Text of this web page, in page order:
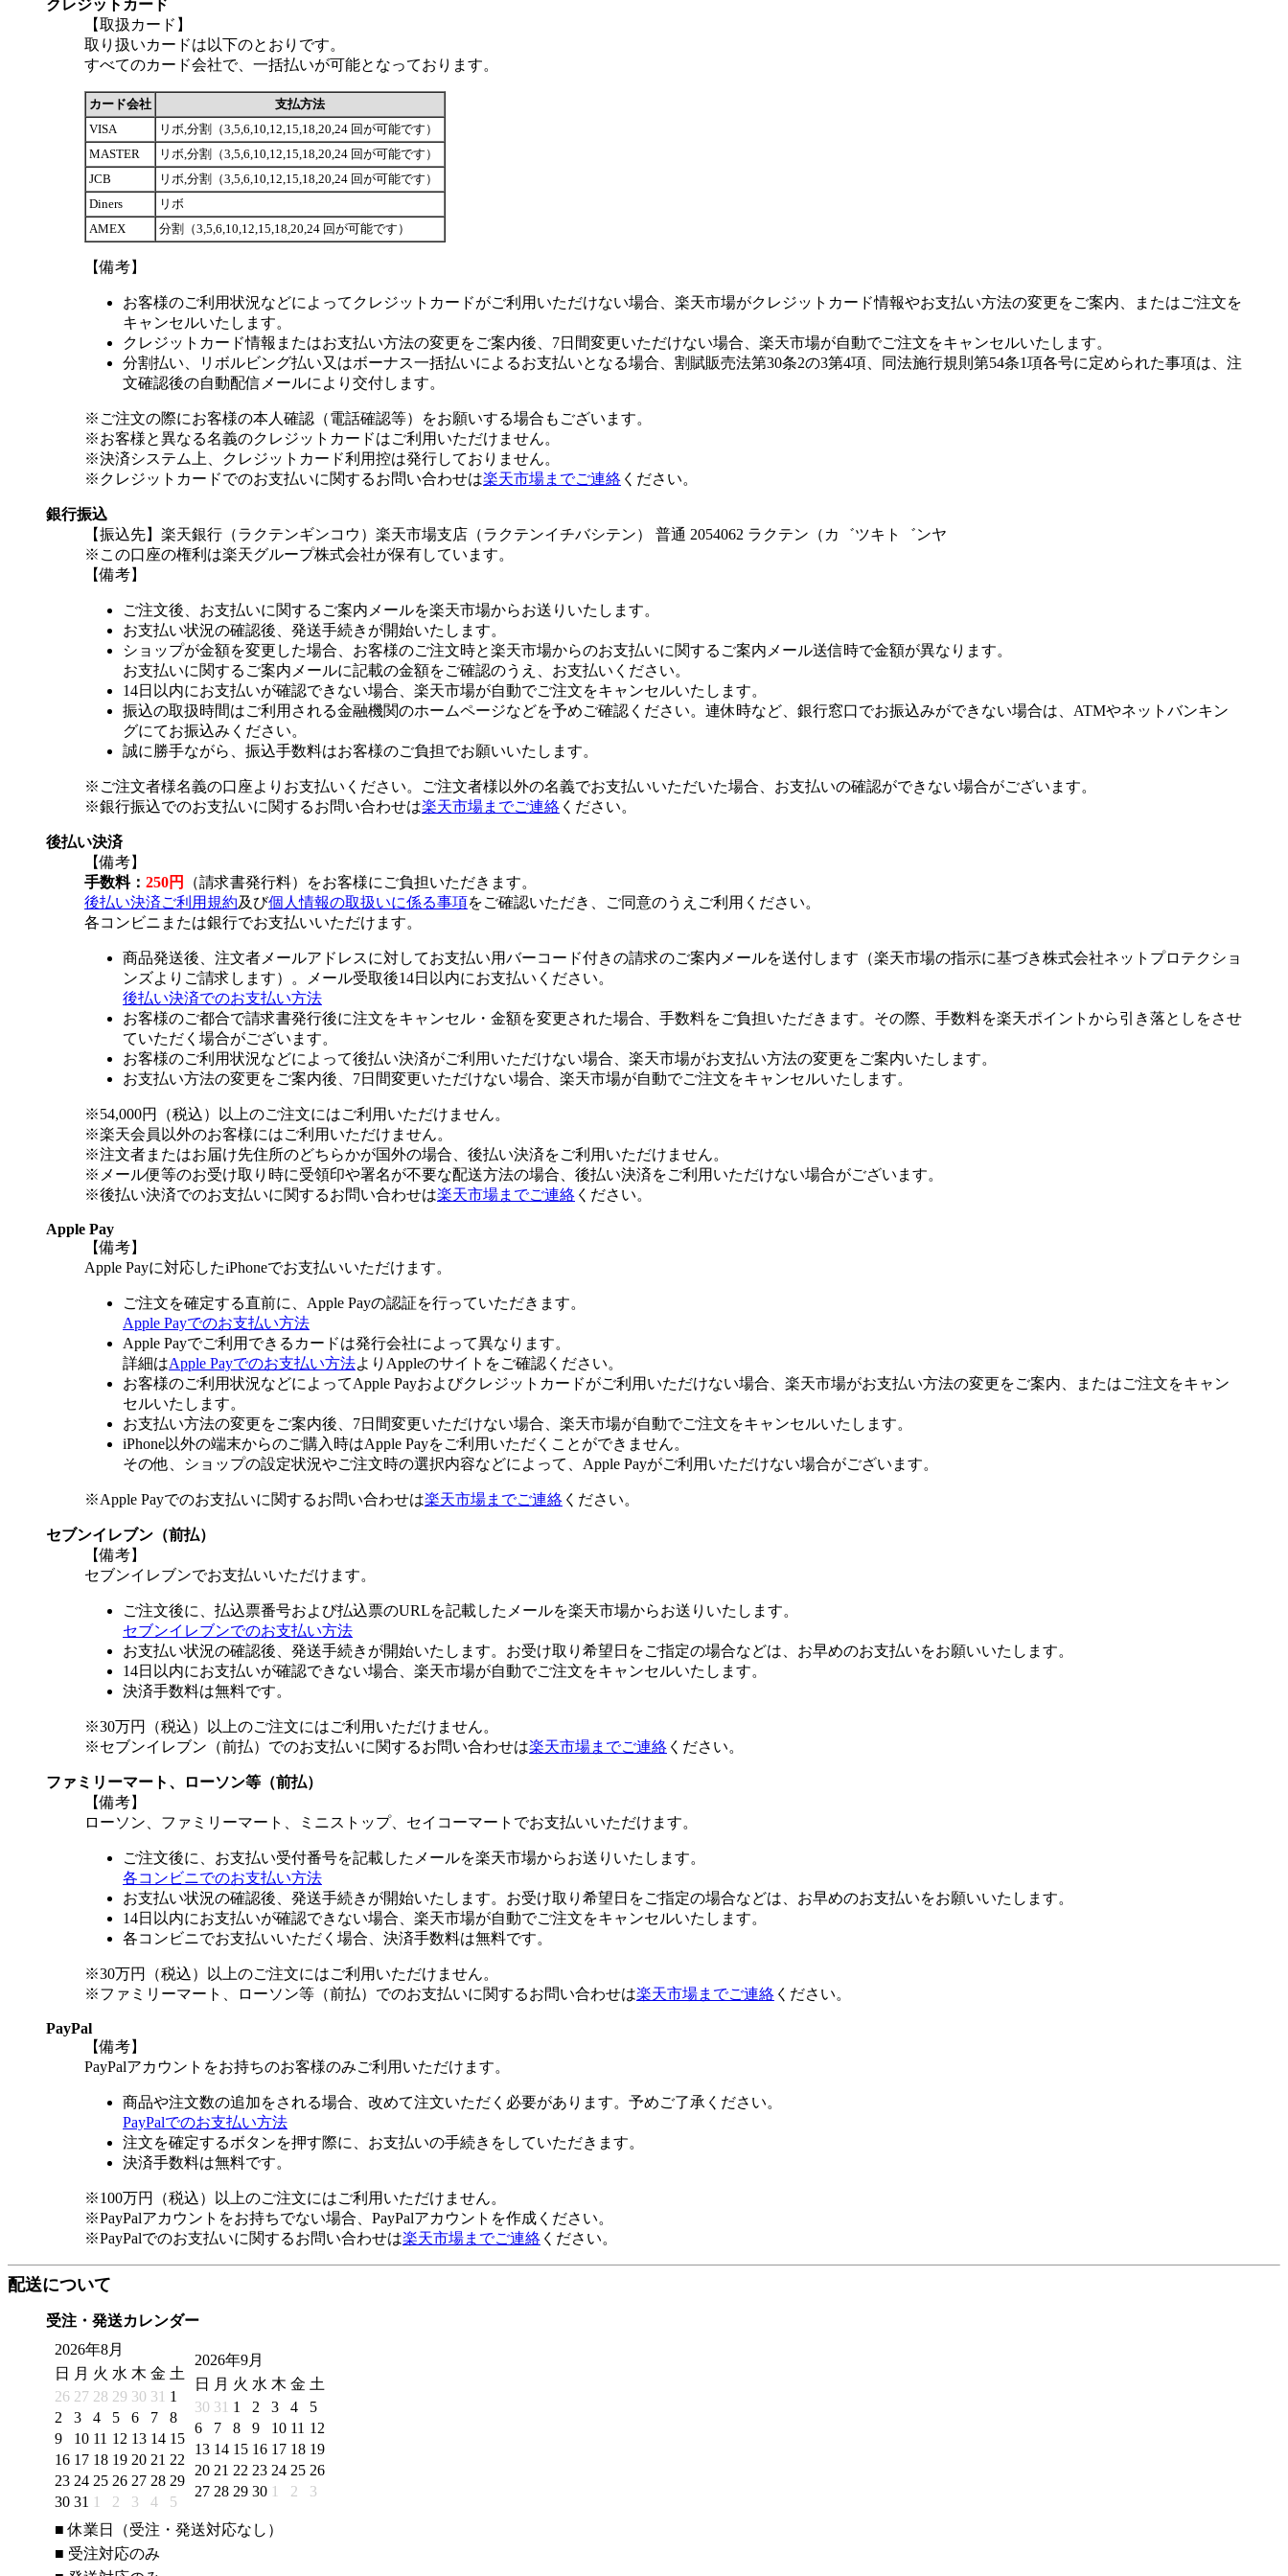
クレジットカード
【取扱カード】
取り扱いカードは以下のとおりです。
すべてのカード会社で、一括払いが可能となっております。
カード会社
支払方法
VISA
リボ,分割（3,5,6,10,12,15,18,20,24 回が可能です）
MASTER
リボ,分割（3,5,6,10,12,15,18,20,24 回が可能です）
JCB
リボ,分割（3,5,6,10,12,15,18,20,24 回が可能です）
Diners
リボ
AMEX
分割（3,5,6,10,12,15,18,20,24 回が可能です）
【備考】
お客様のご利用状況などによってクレジットカードがご利用いただけない場合、楽天市場がクレジットカード情報やお支払い方法の変更をご案内、またはご注文を
キャンセルいたします。
クレジットカード情報またはお支払い方法の変更をご案内後、7日間変更いただけない場合、楽天市場が自動でご注文をキャンセルいたします。
分割払い、リボルビング払い又はボーナス一括払いによるお支払いとなる場合、割賦販売法第30条2の3第4項、同法施行規則第54条1項各号に定められた事項は、注
文確認後の自動配信メールにより交付します。
※ご注文の際にお客様の本人確認（電話確認等）をお願いする場合もございます。
※お客様と異なる名義のクレジットカードはご利用いただけません。
※決済システム上、クレジットカード利用控は発行しておりません。
※クレジットカードでのお支払いに関するお問い合わせは楽天市場までご連絡 ください。
銀行振込
【振込先】楽天銀行（ラクテンギンコウ）楽天市場支店（ラクテンイチバシテン） 普通 2054062 ラクテン（カ゛ツキト゛ンヤ
※この口座の権利は楽天グループ株式会社が保有しています。
【備考】
ご注文後、お支払いに関するご案内メールを楽天市場からお送りいたします。
お支払い状況の確認後、発送手続きが開始いたします。
ショップが金額を変更した場合、お客様のご注文時と楽天市場からのお支払いに関するご案内メール送信時で金額が異なります。
お支払いに関するご案内メールに記載の金額をご確認のうえ、お支払いください。
14日以内にお支払いが確認できない場合、楽天市場が自動でご注文をキャンセルいたします。
振込の取扱時間はご利用される金融機関のホームページなどを予めご確認ください。連休時など、銀行窓口でお振込みができない場合は、ATMやネットバンキン
グにてお振込みください。
誠に勝手ながら、振込手数料はお客様のご負担でお願いいたします。
※ご注文者様名義の口座よりお支払いください。ご注文者様以外の名義でお支払いいただいた場合、お支払いの確認ができない場合がございます。
※銀行振込でのお支払いに関するお問い合わせは楽天市場までご連絡 ください。
後払い決済
【備考】
手数料： 250円
（請求書発行料）をお客様にご負担いただきます。
後払い決済ご利用規約及び個人情報の取扱いに係る事項をご確認いただき、ご同意のうえご利用ください。
各コンビニまたは銀行でお支払いいただけます。
商品発送後、注文者メールアドレスに対してお支払い用バーコード付きの請求のご案内メールを送付します（楽天市場の指示に基づき株式会社ネットプロテクショ
ンズよりご請求します）。メール受取後14日以内にお支払いください。
後払い決済でのお支払い方法
お客様のご都合で請求書発行後に注文をキャンセル・金額を変更された場合、手数料をご負担いただきます。その際、手数料を楽天ポイントから引き落としをさせ
ていただく場合がございます。
お客様のご利用状況などによって後払い決済がご利用いただけない場合、楽天市場がお支払い方法の変更をご案内いたします。
お支払い方法の変更をご案内後、7日間変更いただけない場合、楽天市場が自動でご注文をキャンセルいたします。
※54,000円（税込）以上のご注文にはご利用いただけません。
※楽天会員以外のお客様にはご利用いただけません。
※注文者またはお届け先住所のどちらかが国外の場合、後払い決済をご利用いただけません。
※メール便等のお受け取り時に受領印や署名が不要な配送方法の場合、後払い決済をご利用いただけない場合がございます。
※後払い決済でのお支払いに関するお問い合わせは楽天市場までご連絡 ください。
Apple Pay
【備考】
Apple Payに対応したiPhoneでお支払いいただけます。
ご注文を確定する直前に、Apple Payの認証を行っていただきます。
Apple Payでのお支払い方法
Apple Payでご利用できるカードは発行会社によって異なります。
詳細はApple Payでのお支払い方法よりAppleのサイトをご確認ください。
お客様のご利用状況などによってApple Payおよびクレジットカードがご利用いただけない場合、楽天市場がお支払い方法の変更をご案内、またはご注文をキャン
セルいたします。
お支払い方法の変更をご案内後、7日間変更いただけない場合、楽天市場が自動でご注文をキャンセルいたします。
iPhone以外の端末からのご購入時はApple Payをご利用いただくことができません。
その他、ショップの設定状況やご注文時の選択内容などによって、Apple Payがご利用いただけない場合がございます。
※Apple Payでのお支払いに関するお問い合わせは楽天市場までご連絡 ください。
セブンイレブン（前払）
【備考】
セブンイレブンでお支払いいただけます。
ご注文後に、払込票番号および払込票のURLを記載したメールを楽天市場からお送りいたします。
セブンイレブンでのお支払い方法
お支払い状況の確認後、発送手続きが開始いたします。お受け取り希望日をご指定の場合などは、お早めのお支払いをお願いいたします。
14日以内にお支払いが確認できない場合、楽天市場が自動でご注文をキャンセルいたします。
決済手数料は無料です。
※30万円（税込）以上のご注文にはご利用いただけません。
※セブンイレブン（前払）でのお支払いに関するお問い合わせは楽天市場までご連絡 ください。
ファミリーマート、ローソン等（前払）
【備考】
ローソン、ファミリーマート、ミニストップ、セイコーマートでお支払いいただけます。
ご注文後に、お支払い受付番号を記載したメールを楽天市場からお送りいたします。
各コンビニでのお支払い方法
お支払い状況の確認後、発送手続きが開始いたします。お受け取り希望日をご指定の場合などは、お早めのお支払いをお願いいたします。
14日以内にお支払いが確認できない場合、楽天市場が自動でご注文をキャンセルいたします。
各コンビニでお支払いいただく場合、決済手数料は無料です。
※30万円（税込）以上のご注文にはご利用いただけません。
※ファミリーマート、ローソン等（前払）でのお支払いに関するお問い合わせは楽天市場までご連絡 ください。
PayPal
【備考】
PayPalアカウントをお持ちのお客様のみご利用いただけます。
商品や注文数の追加をされる場合、改めて注文いただく必要があります。予めご了承ください。
PayPalでのお支払い方法
注文を確定するボタンを押す際に、お支払いの手続きをしていただきます。
決済手数料は無料です。
※100万円（税込）以上のご注文にはご利用いただけません。
※PayPalアカウントをお持ちでない場合、PayPalアカウントを作成ください。
※PayPalでのお支払いに関するお問い合わせは楽天市場までご連絡 ください。
配送について
受注・発送カレンダー
2026年8月
日
月 火 水 木 金 土
26 27 28 29 30 31 1
2
3 4 5 6 7
8
9
10 11 12 13 14 15
16 17 18 19 20 21 22
23 24 25 26 27 28 29
30 31 1 2 3 4 5
2026年9月
日
月 火 水 木 金 土
30 31 1 2 3 4
5
6
7 8 9 10 11 12
13 14 15 16 17 18 19
20 21 22 23 24 25 26
27 28 29 30 1 2 3
■ 休業日（受注・発送対応なし）
■ 受注対応のみ